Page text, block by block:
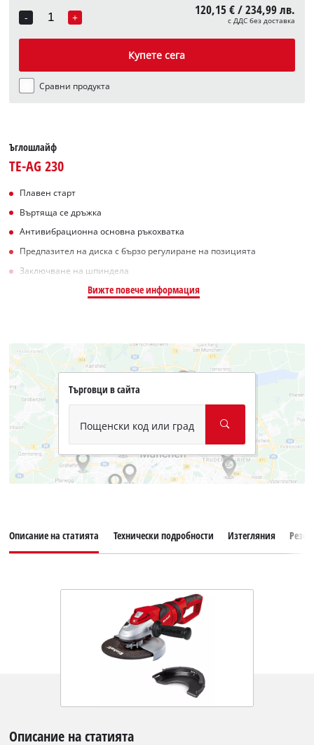
-
Quantity
+ 120,15 € / 234,99 лв.
с ДДС без доставка
Купете сега
Сравни продукта
Ъглошлайф
TE-AG 230
Плавен старт
Въртяща се дръжка
Антивибрационна основна ръкохватка
Предпазител на диска с бързо регулиране на позицията
Заключване на шпиндела
Вижте повече информация
Търговци в сайта
Пощенски код или град
Описание на статията Технически подробности Изтегляния
Описание на статията